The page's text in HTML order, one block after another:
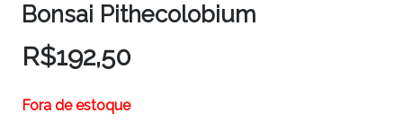
Bonsai Pithecolobium
R$192,50
Fora de estoque